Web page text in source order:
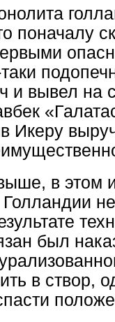
поначалу
и вывел на
Икеру
в этом
был
в створ,